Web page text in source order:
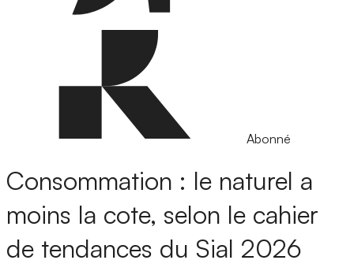
Abonné
Consommation : le naturel a
moins la cote, selon le cahier
de tendances du Sial 2026